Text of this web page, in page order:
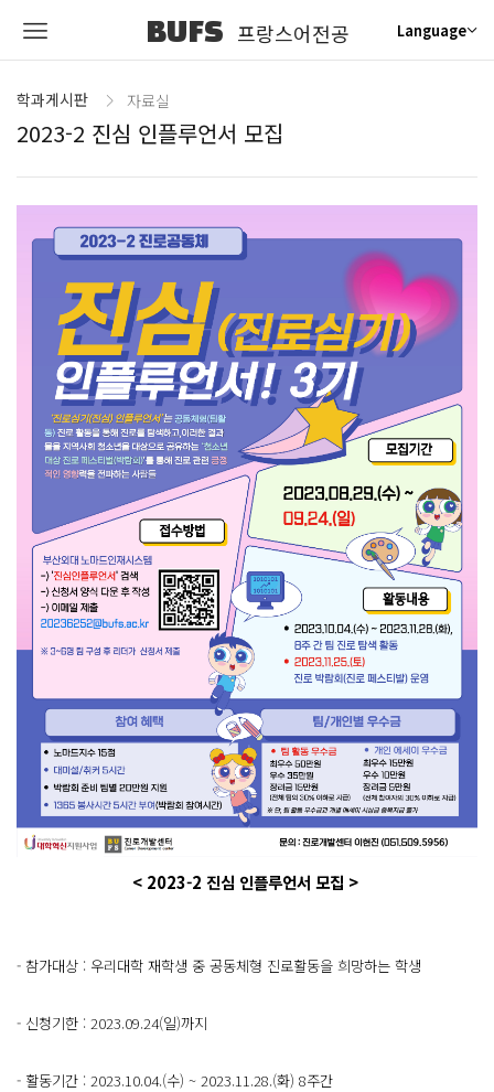
BUFS 프랑스어전공 Language
학과게시판 자료실
2023-2 진심 인플루언서 모집
< 2023-2 진심 인플루언서 모집 >
- 참가대상 : 우리대학 재학생 중 공동체형 진로활동을 희망하는 학생
- 신청기한 : 2023.09.24(일)까지
- 활동기간 : 2023.10.04.(수) ~ 2023.11.28.(화) 8주간